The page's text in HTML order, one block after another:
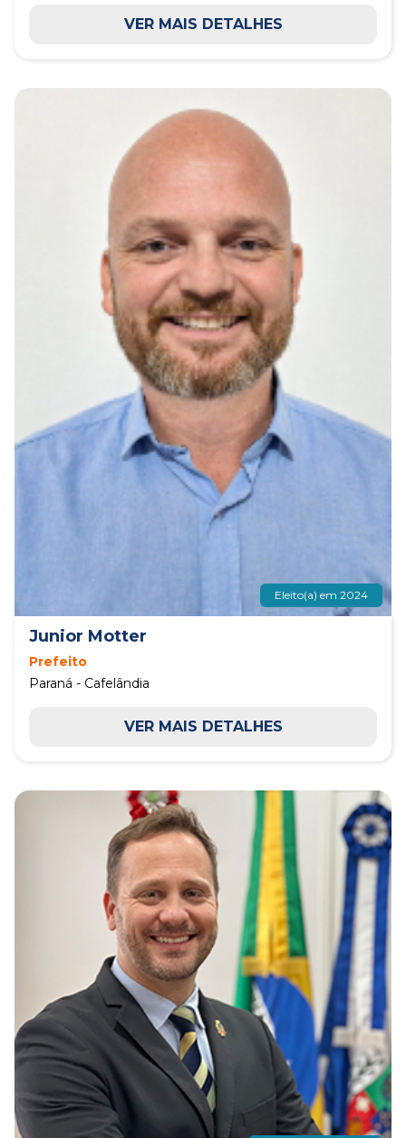
VER MAIS DETALHES
Eleito(a) em 2024
Junior Motter
Prefeito
Paraná - Cafelândia
VER MAIS DETALHES